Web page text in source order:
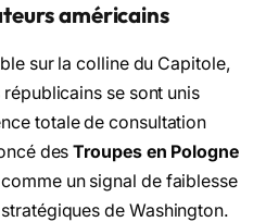
américains
sur la colline du Capitole,
se sont unis
totale de consultation
desTroupes en Pologne
un signal de faiblesse
de Washington.